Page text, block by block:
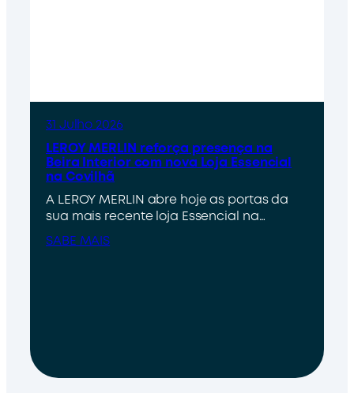
31 Julho 2026
LEROY MERLIN reforça presença na
Beira Interior com nova Loja Essencial
na Covilhã
A LEROY MERLIN abre hoje as portas da
sua mais recente loja Essencial na…
SABE MAIS